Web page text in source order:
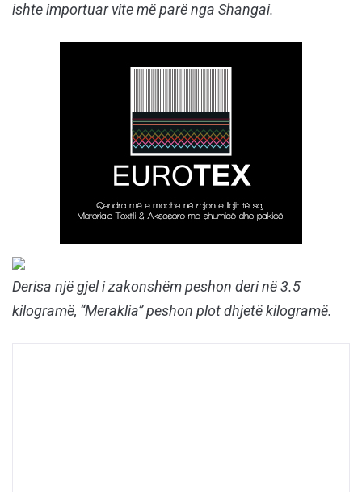
ishte importuar vite më parë nga Shangai.
Derisa një gjel i zakonshëm peshon deri në 3.5
kilogramë, “Meraklia” peshon plot dhjetë kilogramë.